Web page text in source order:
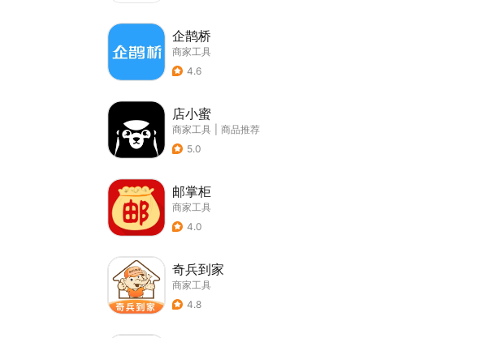
企鹊桥
商家工具
4.6
店小蜜
商家工具
商品推荐
5.0
邮掌柜
商家工具
4.0
奇兵到家
商家工具
4.8